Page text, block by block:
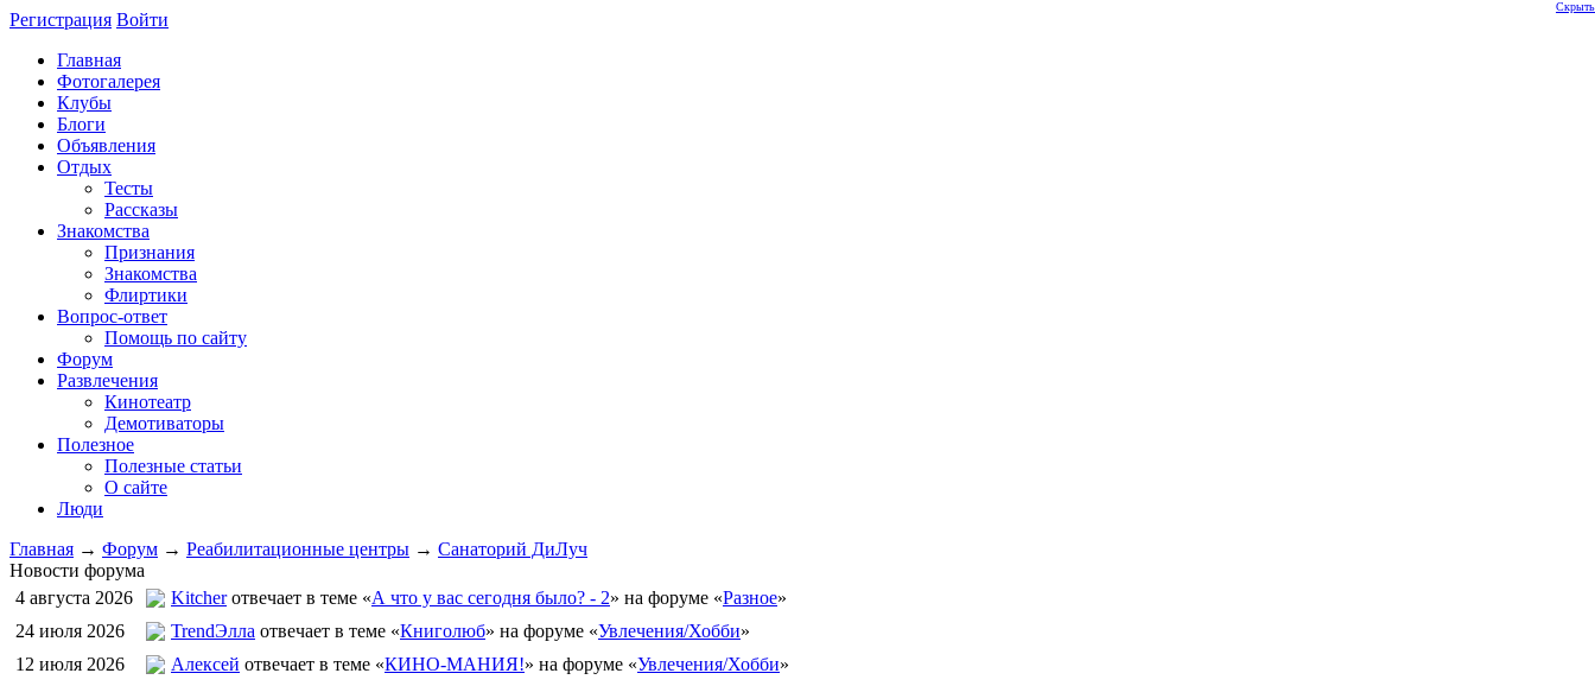
Регистрация Войти
Главная
Фотогалерея
Клубы
Блоги
Объявления
Отдых
Тесты
Рассказы
Знакомства
Признания
Знакомства
Флиртики
Вопрос-ответ
Помощь по сайту
Форум
Развлечения
Кинотеатр
Демотиваторы
Полезное
Полезные статьи
О сайте
Люди
Главная → Форум → Реабилитационные центры → Санаторий ДиЛуч
Новости форума
4 августа 2026
Kitcherотвечает в теме «А что у вас сегодня было? - 2» на форуме «Разное»
24 июля 2026
TrendЭлла отвечает в теме «Книголюб» на форуме «Увлечения/Хобби»
12 июля 2026
Алексей отвечает в теме «КИНО-МАНИЯ!» на форуме «Увлечения/Хобби»
Скрыть